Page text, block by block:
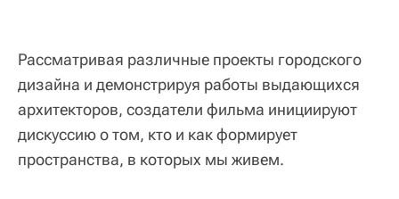
Рассматривая различные проекты городского
дизайна и демонстрируя работы выдающихся
архитекторов, создатели фильма инициируют
дискуссию о том, кто и как формирует
пространства, в которых мы живем.